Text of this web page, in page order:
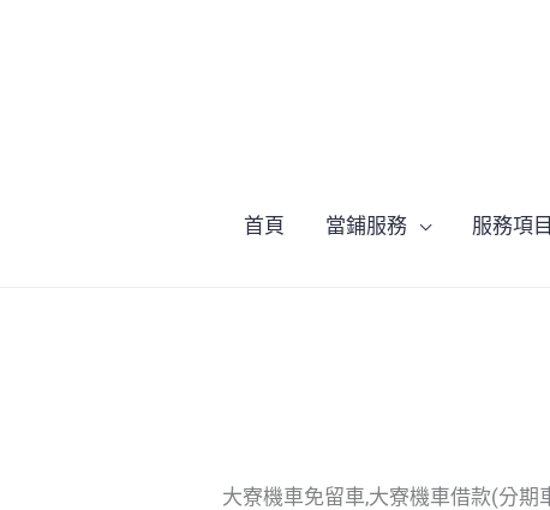
首頁
當鋪服務 服務項目
大寮機車免留車,大寮機車借款(分